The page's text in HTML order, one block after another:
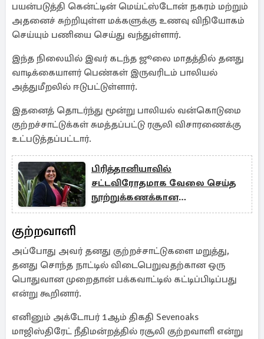
பயன்படுத்தி கென்ட்டின் மெய்ட்ஸ்டோன் நகரம் மற்றும்
அதனைச் சுற்றியுள்ள மக்களுக்கு உணவு விநியோகம்
செய்யும் பணியை செய்து வந்துள்ளார்.
இந்த நிலையில் இவர் கடந்த ஜூலை மாதத்தில் தனது
வாடிக்கையாளர் பெண்கள் இருவரிடம் பாலியல்
அத்துமீறலில் ஈடுபட்டுள்ளார்.
இதனைத் தொடர்ந்து மூன்று பாலியல் வன்கொடுமை
குற்றச்சாட்டுக்கள் சுமத்தப்பட்டு ரசூலி விசாரணைக்கு
உட்படுத்தப்பட்டார்.
பிரித்தானியாவில்
சட்டவிரோதமாக வேலை செய்த
நூற்றுக்கணக்கான
புலம்பெயர்ந்தோர் வெளியேற்றம்
குற்றவாளி
அப்போது அவர் தனது குற்றச்சாட்டுகளை மறுத்து,
தனது சொந்த நாட்டில் விடைபெறுவதற்கான ஒரு
பொதுவான முறைதான் பக்கவாட்டில் கட்டிப்பிடிப்பது
என்று கூறினார்.
எனினும் அக்டோபர் 1ஆம் திகதி Sevenoaks
மாஜிஸ்திரேட் நீதிமன்றத்தில் ரசூலி குற்றவாளி என்று